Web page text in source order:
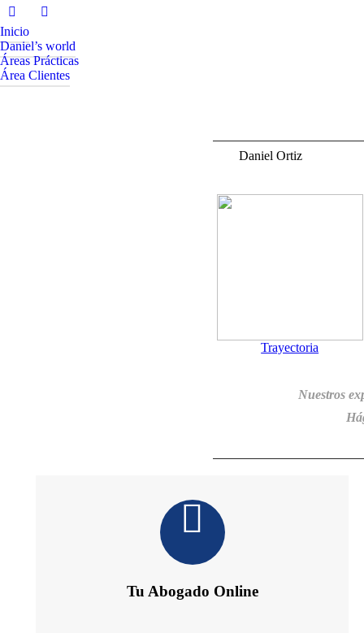
Inicio
Daniel’s world
Áreas Prácticas
Área Clientes
Daniel Ortiza.
Trayectoria
Nuestros
Tu Abogado Online